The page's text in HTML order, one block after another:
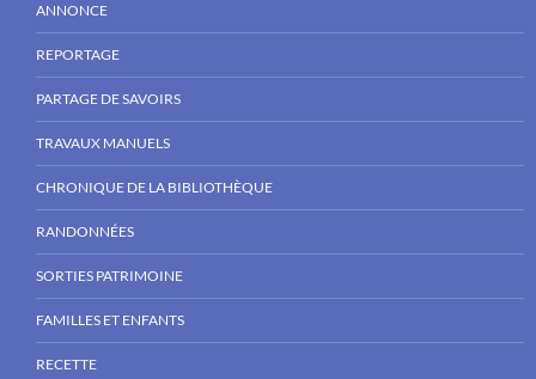
ANNONCE
REPORTAGE
PARTAGE DE SAVOIRS
TRAVAUX MANUELS
CHRONIQUE DE LA BIBLIOTHÈQUE
RANDONNÉES
SORTIES PATRIMOINE
FAMILLES ET ENFANTS
RECETTE